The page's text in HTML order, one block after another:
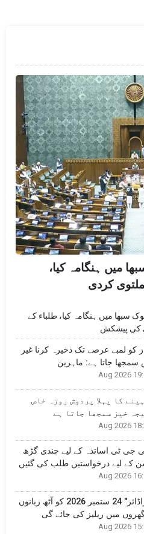
میں ہنگامہ کیا،
کردی
سبھا میں ہنگامہ کیا، طلباء کے
کی پیشکش
کو لمبے عرصے تک ذخیرہ کرنا غیر
جاتا ہے: ماہرین
کا پہلا پردوش روزہ خاص
خیز سمجھا جاتا ہے
جی ٹی اساتذہ کے لیے چندی گڑھ
کے لیے درخواستیں طلب کی گئیں
فلم "دی پیراڈائز" 24 ستمبر 2026 کو آٹھ زبانوں
میں ریلیز کی جائے گی